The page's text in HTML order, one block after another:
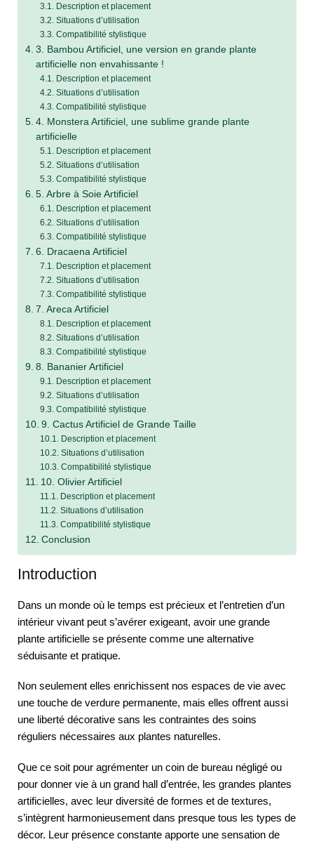
Description et placement
Situations d’utilisation
Compatibilité stylistique
3. Bambou Artificiel, une version en grande plante
artificielle non envahissante !
Description et placement
Situations d’utilisation
Compatibilité stylistique
4. Monstera Artificiel, une sublime grande plante
artificielle
Description et placement
Situations d’utilisation
Compatibilité stylistique
5. Arbre à Soie Artificiel
Description et placement
Situations d’utilisation
Compatibilité stylistique
6. Dracaena Artificiel
Description et placement
Situations d’utilisation
Compatibilité stylistique
7. Areca Artificiel
Description et placement
Situations d’utilisation
Compatibilité stylistique
8. Bananier Artificiel
Description et placement
Situations d’utilisation
Compatibilité stylistique
9. Cactus Artificiel de Grande Taille
Description et placement
Situations d’utilisation
Compatibilité stylistique
10. Olivier Artificiel
Description et placement
Situations d’utilisation
Compatibilité stylistique
Conclusion
Introduction
Dans un monde où le temps est précieux et l’entretien d’un
intérieur vivant peut s’avérer exigeant, avoir une grande
plante artificielle se présente comme une alternative
séduisante et pratique.
Non seulement elles enrichissent nos espaces de vie avec
une touche de verdure permanente, mais elles offrent aussi
une liberté décorative sans les contraintes des soins
réguliers nécessaires aux plantes naturelles.
Que ce soit pour agrémenter un coin de bureau négligé ou
pour donner vie à un grand hall d’entrée, les grandes plantes
artificielles, avec leur diversité de formes et de textures,
s’intègrent harmonieusement dans presque tous les types de
décor. Leur présence constante apporte une sensation de